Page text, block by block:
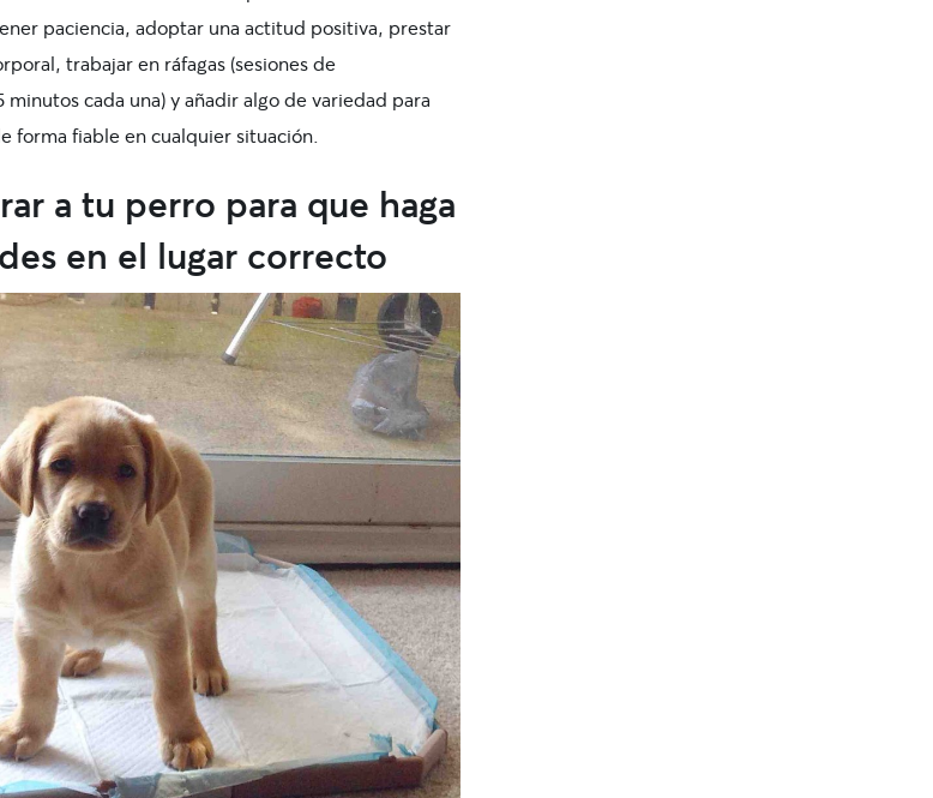
paciencia, adoptar una actitud positiva, prestar
trabajar en ráfagas (sesiones de
cada una) y añadir algo de variedad para
forma fiable en cualquier situación.
a tu perro para que haga
en el lugar correcto